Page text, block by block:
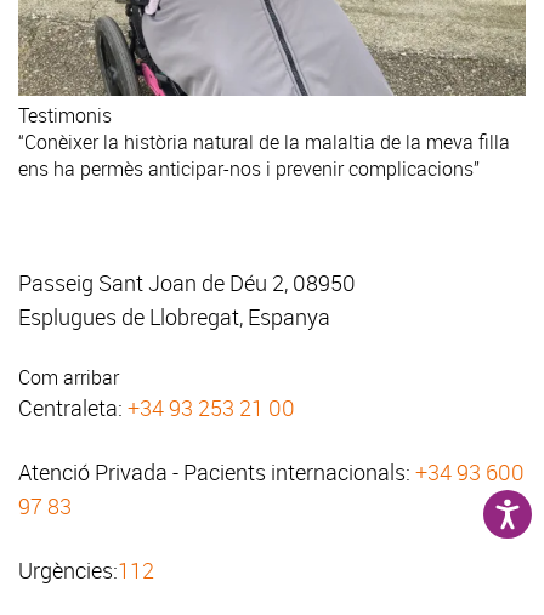
Testimonis
“Conèixer la història natural de la malaltia de la meva filla
ens ha permès anticipar-nos i prevenir complicacions”
Passeig Sant Joan de Déu 2, 08950
Esplugues de Llobregat, Espanya
Com arribar
Centraleta: +34 93 253 21 00
Atenció Privada - Pacients internacionals: +34 93 600
97 83
Urgències:112